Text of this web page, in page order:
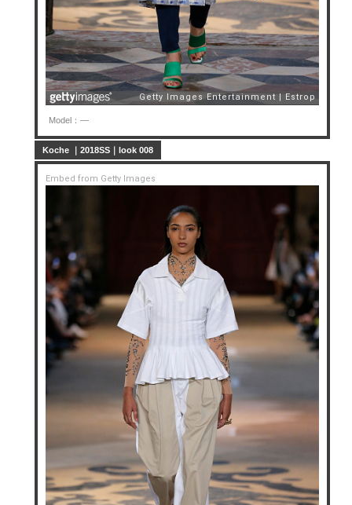
Model：—
Koche ｜2018SS｜look 008
Embed from Getty Images